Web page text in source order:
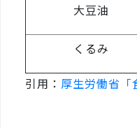
大豆油
くるみ
引用： 厚生労働省「